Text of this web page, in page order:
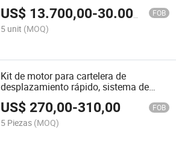
US$ 13.700,00-30.000,00 FOB
5 unit (MOQ)
Kit de motor para cartelera de
desplazamiento rápido, sistema de
desplazamiento para caja de luz
US$270,00-310,00 FOB
5 Piezas (MOQ)